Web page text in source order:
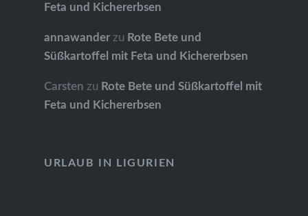
Feta und Kichererbsen
annawanderzu Rote Bete und
Süßkartoffel mit Feta und Kichererbsen
Carsten zu Rote Bete und Süßkartoffel mit
Feta und Kichererbsen
URLAUB IN LIGURIEN